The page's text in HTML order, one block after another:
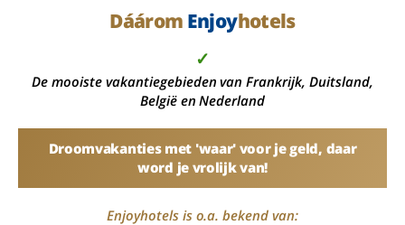
Dáárom Enjoyhotels
✓
De mooiste vakantiegebieden van Frankrijk, Duitsland,
België en Nederland
Droomvakanties met 'waar' voor je geld, daar
word je vrolijk van!
Enjoyhotels is o.a. bekend van: